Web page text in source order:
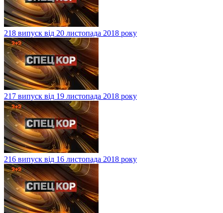
218 випуск від 20 листопада 2018 року
217 випуск від 19 листопада 2018 року
216 випуск від 16 листопада 2018 року